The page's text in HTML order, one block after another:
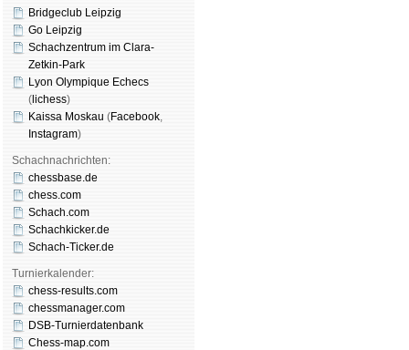
Bridgeclub Leipzig
Go Leipzig
Schachzentrum im Clara-
Zetkin-Park
Lyon Olympique Echecs
( lichess)
Kaissa Moskau (Face­book,
Insta­gram)
Schachnachrichten:
chessbase.de
chess.com
Schach.com
Schachkicker.de
Schach-Ticker.de
Turnierkalender:
chess-results.com
chessmanager.com
DSB-Turnierdatenbank
Chess-map.com